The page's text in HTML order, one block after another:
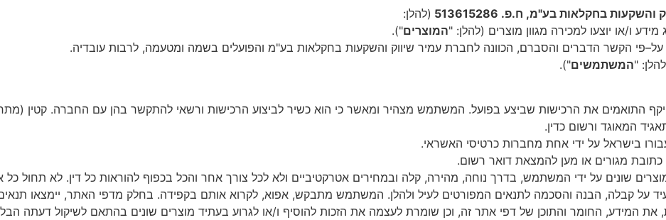
והשקעות בחקלאות בע"מ, ח.פ. 513615286
(להלן:
מידע ו/או יוצעו למכירה מגוון מוצרים (להלן: "המוצרים").
על–פי הקשר הדברים והסברם, הכוונה לחברת עמיר שיווק והשקעות בחקלאות בע"מ והפועלים בשמה ומטעמה, לרבות עובדיה.
להלן: "המשתמשים").
התואמים את הרכישות שביצע בפועל. המשתמש מצהיר ומאשר כי הוא כשיר לביצוע הרכישות ורשאי להתקשר בהן עם החברה. קטין (
המאוגד ורשום כדין.
בישראל על ידי אחת מחברות כרטיסי האשראי.
כתובת מגורים או מען להמצאת דואר רשום.
שונים על ידי המשתמש, בדרך נוחה, מהירה, קלה ובמחירים אטרקטיביים ולא לכל צורך אחר והכל בכפוף להוראות כל דין. לא תחול כל
על קבלה, הבנה והסכמה לתנאים המפורטים לעיל ולהלן. המשתמש מתבקש, אפוא, לקרוא אותם בקפידה. בחלק מדפי האתר, יימצאו
, את המידע, החומר והתוכן של דפי אתר זה, וכן שומרת לעצמה את הזכות להוסיף ו/או לגרוע בעתיד מוצרים שונים בהתאם לשיקול דעתה